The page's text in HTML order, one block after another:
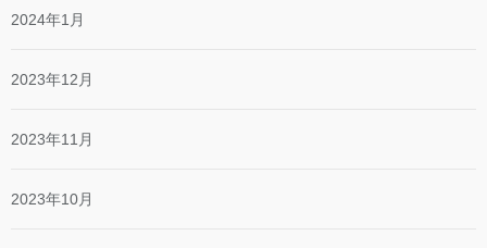
2024年1月
2023年12月
2023年11月
2023年10月